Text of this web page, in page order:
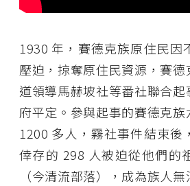
1930 年，賽德克族原住民因
壓迫，掠奪原住民資源，賽
道領導馬赫坡社等番社聯合
府平定。參與起事的賽德克
1200 多人，霧社事件結束後
倖存的 298 人被迫從他們的
（今清流部落），成為族人